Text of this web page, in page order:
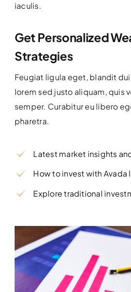
iaculis.
Get Personalized
Strategies
Feugiat ligula eget, blandit
lorem sed justo aliquam, quis
semper. Curabitur eu libero
pharetra.
Latest market insights
How to invest with Avada
Explore traditional